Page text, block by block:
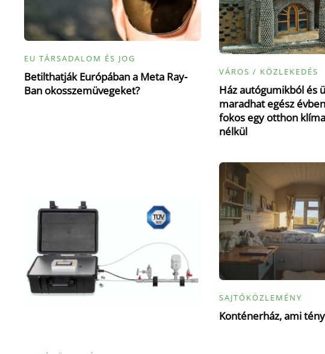
EU TÁRSADALOM ÉS JOG
Betilthatják Európában a Meta Ray-
Ban okosszemüvegeket?
VÁROS / KÖZLEKEDÉS
Ház autógumikból és
maradhat egész
fokos egy otthon
nélkül
SAJTÓKÖZLEMÉNY
Konténerház, ami